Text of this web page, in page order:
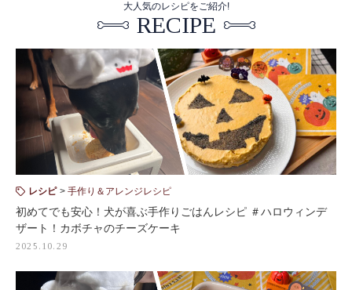
大人気のレシピをご紹介!
RECIPE
レシピ 手作り＆アレンジレシピ
初めてでも安心！犬が喜ぶ手作りごはんレシピ ＃ハロウィンデ
ザート！カボチャのチーズケーキ
2025.10.29